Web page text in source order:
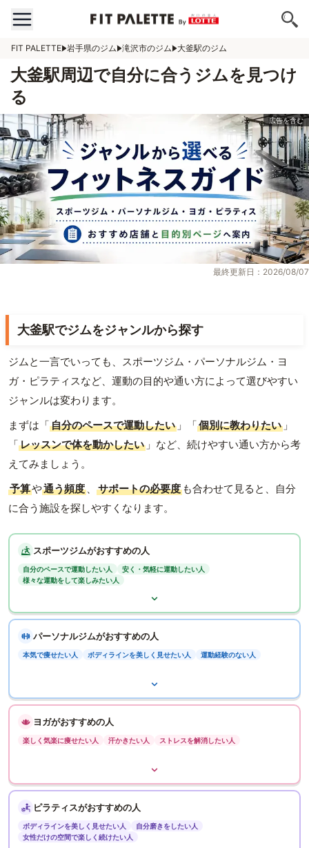
FIT PALETTE 岩手県のジム 滝沢市のジム 大釜駅のジム
大釜駅周辺で自分に合うジムを見つけ
る
最終更新日：2026/08/07
大釜駅でジムをジャンルから探す
ジムと一言でいっても、スポーツジム・パーソナルジム・ヨ
ガ・ピラティスなど、運動の目的や通い方によって選びやすい
ジャンルは変わります。
まずは「自分のペースで運動したい 」「個別に教わりたい 」
「レッスンで体を動かしたい 」など、続けやすい通い方から考
えてみましょう。
予算や通う頻度 、 サポートの必要度 も合わせて見ると、自分
に合う施設を探しやすくなります。
スポーツジムがおすすめの人
自分のペースで運動したい人
安く・気軽に運動したい人
様々な運動をして楽しみたい人
パーソナルジムがおすすめの人
本気で痩せたい人 ボディラインを美しく見せたい人 運動経験のない人
ヨガがおすすめの人
楽しく気楽に痩せたい人 汗かきたい人 ストレスを解消したい人
ピラティスがおすすめの人
ボディラインを美しく見せたい人
自分磨きをしたい人
女性だけの空間で楽しく続けたい人